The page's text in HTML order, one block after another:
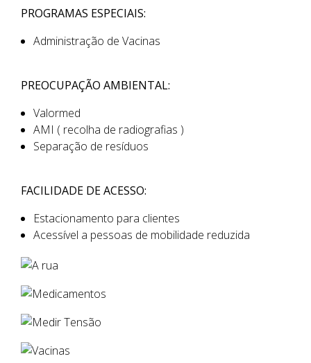
PROGRAMAS ESPECIAIS:
Administração de Vacinas
PREOCUPAÇÃO AMBIENTAL:
Valormed
AMI ( recolha de radiografias )
Separação de resíduos
FACILIDADE DE ACESSO:
Estacionamento para clientes
Acessível a pessoas de mobilidade reduzida